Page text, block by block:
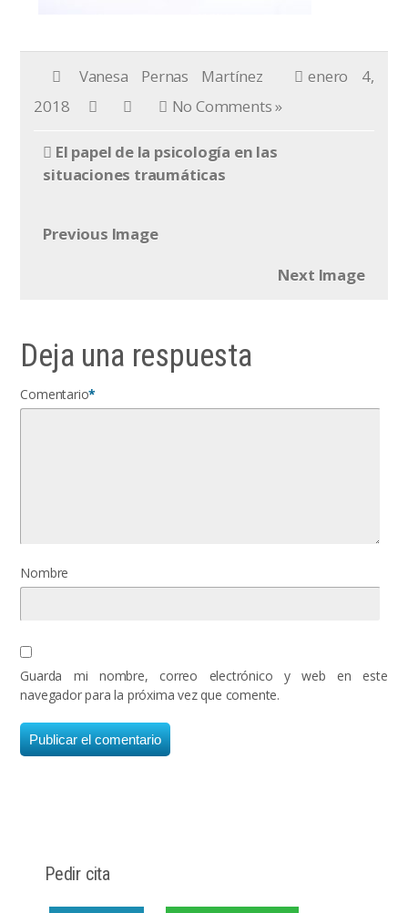
Vanesa Pernas Martínez
enero 4,
2018
No Comments »
El papel de la psicología en las
situaciones traumáticas
Previous Image
Next Image
Deja una respuesta
Comentario*
Nombre
Guarda mi nombre, correo electrónico y web en este
navegador para la próxima vez que comente.
Pedir cita